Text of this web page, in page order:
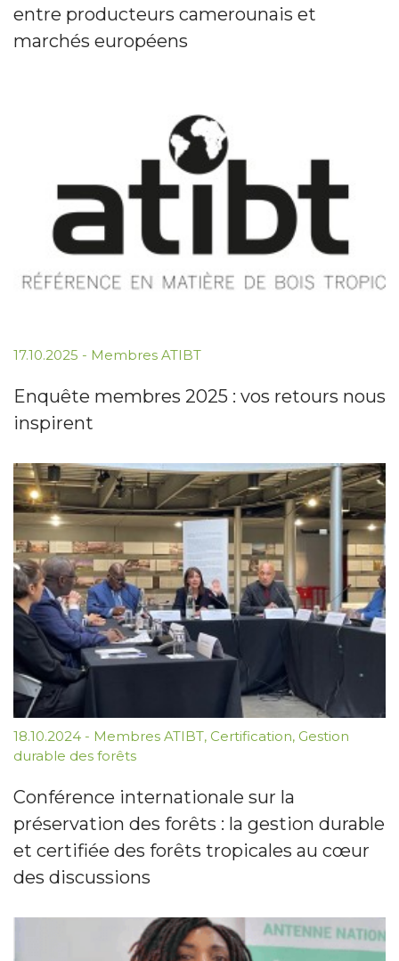
entre producteurs camerounais et
marchés européens
17.10.2025 - Membres ATIBT
Enquête membres 2025 : vos retours nous
inspirent
18.10.2024 - Membres ATIBT, Certification, Gestion
durable des forêts
Conférence internationale sur la
préservation des forêts : la gestion durable
et certifiée des forêts tropicales au cœur
des discussions